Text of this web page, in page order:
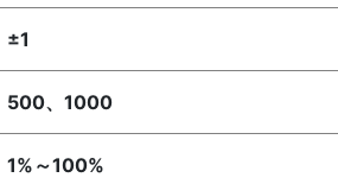
±1
500、1000
1%～100%